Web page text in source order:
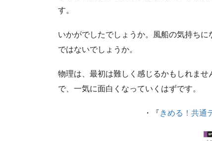
す。
いかがでしたでしょうか。風船の気持ち
ではないでしょうか。
物理は、最初は難しく感じるかもしれま
で、一気に面白くなっていくはずです。
・『きめる！共通